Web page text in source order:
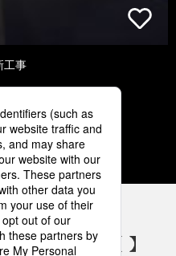
工事
5 6
SNSアカウント